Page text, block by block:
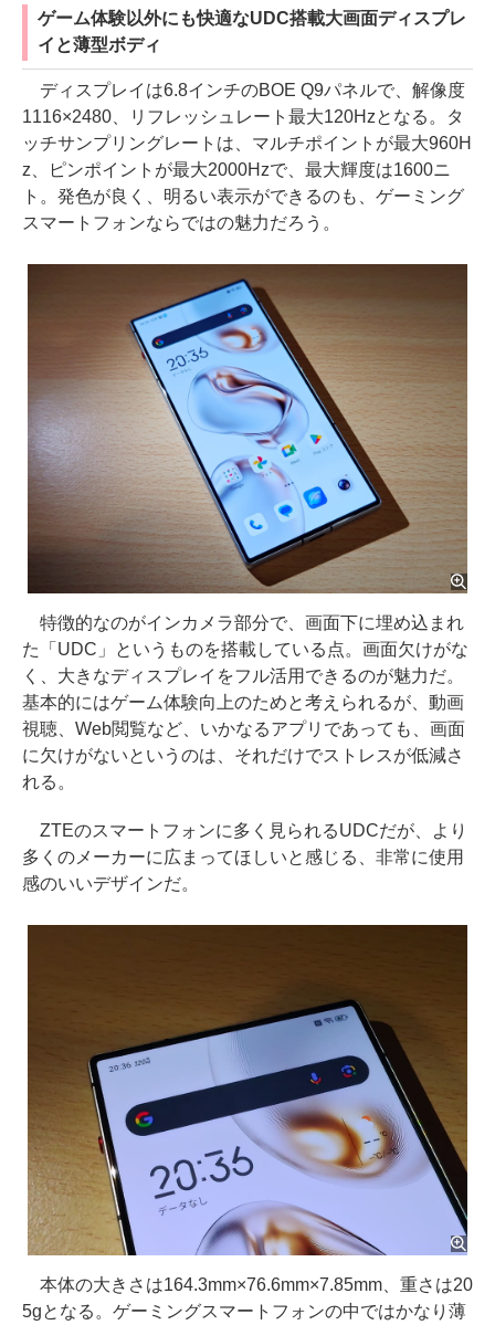
ゲーム体験以外にも快適なUDC搭載大画面ディスプレ
イと薄型ボディ
ディスプレイは6.8インチのBOE Q9パネルで、解像度
1116×2480、リフレッシュレート最大120Hzとなる。タ
ッチサンプリングレートは、マルチポイントが最大960H
z、ピンポイントが最大2000Hzで、最大輝度は1600ニ
ト。発色が良く、明るい表示ができるのも、ゲーミング
スマートフォンならではの魅力だろう。
特徴的なのがインカメラ部分で、画面下に埋め込まれ
た「UDC」というものを搭載している点。画面欠けがな
く、大きなディスプレイをフル活用できるのが魅力だ。
基本的にはゲーム体験向上のためと考えられるが、動画
視聴、Web閲覧など、いかなるアプリであっても、画面
に欠けがないというのは、それだけでストレスが低減さ
れる。
ZTEのスマートフォンに多く見られるUDCだが、より
多くのメーカーに広まってほしいと感じる、非常に使用
感のいいデザインだ。
本体の大きさは164.3mm×76.6mm×7.85mm、重さは20
5gとなる。ゲーミングスマートフォンの中ではかなり薄